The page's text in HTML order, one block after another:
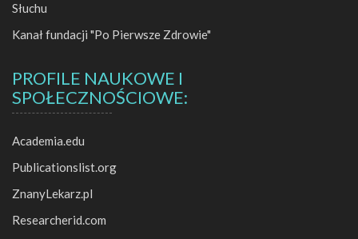
Słuchu
Kanał fundacji "Po Pierwsze Zdrowie"
PROFILE NAUKOWE I
SPOŁECZNOŚCIOWE:
Academia.edu
Publicationslist.org
ZnanyLekarz.pl
Researcherid.com